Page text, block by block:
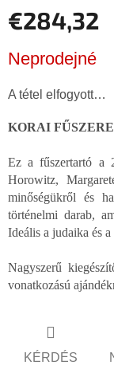
€284,32
Neprodejné
A tétel elfogyott…
KORAI
Ez a fűszertartó a
Horowitz,
minőségükről és
történelmi darab,
Ideális a judaika és
Nagyszerű
vonatkozású
KÉRDÉS